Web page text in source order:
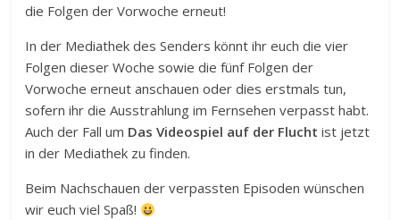
die Folgen der Vorwoche erneut!
In der Mediathek des Senders könnt ihr euch die vier
Folgen dieser Woche sowie die fünf Folgen der
Vorwoche erneut anschauen oder dies erstmals tun,
sofern ihr die Ausstrahlung im Fernsehen verpasst habt.
Auch der Fall um Das Videospiel auf der Flucht ist jetzt
in der Mediathek zu finden.
Beim Nachschauen der verpassten Episoden wünschen
wir euch viel Spaß!